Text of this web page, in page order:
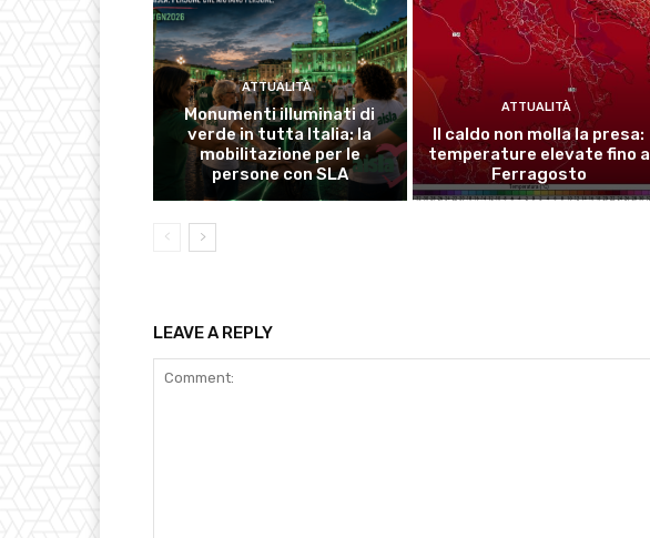
ATTUALITÀ
Monumenti illuminati di
verde in tutta Italia: la
mobilitazione per le
persone con SLA
ATTUALITÀ
Il caldo non molla la presa:
temperature elevate fino a
Ferragosto
LEAVE A REPLY